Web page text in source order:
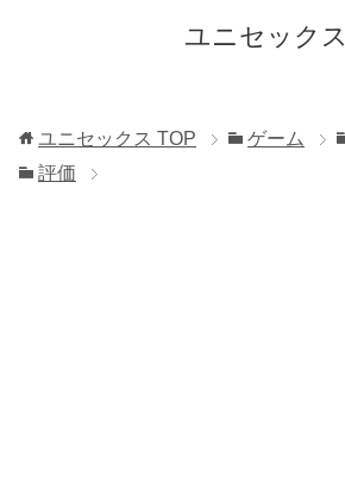
ユニセックス
ユニセックス TOP ゲーム
評価